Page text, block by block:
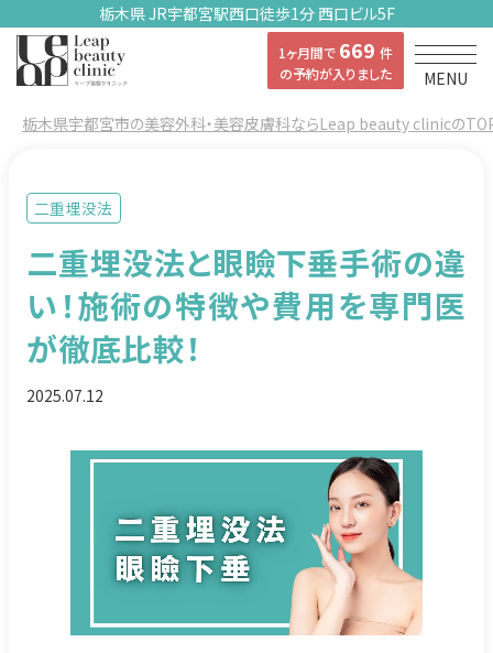
栃木県 JR宇都宮駅西口徒歩1分 西口ビル5F
1ヶ月間で 669 件
の予約が入りました
MENU
栃木県宇都宮市の美容外科・美容皮膚科ならLeap beauty clinicの
二重埋没法
二重埋没法と眼瞼下垂手術の違
い！施術の特徴や費用を専門医
が徹底比較！
2025.07.12